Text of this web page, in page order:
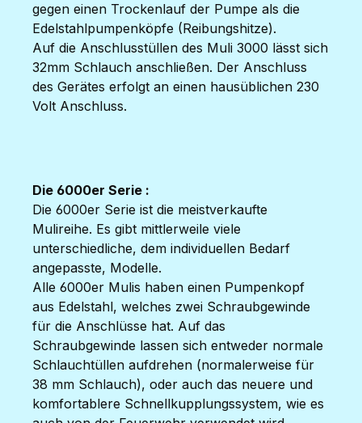
gegen einen Trockenlauf der Pumpe als die
Edelstahlpumpenköpfe (Reibungshitze).
Auf die Anschlusstüllen des Muli 3000 lässt sich
32mm Schlauch anschließen. Der Anschluss
des Gerätes erfolgt an einen hausüblichen 230
Volt Anschluss.
Die 6000er Serie :
Die 6000er Serie ist die meistverkaufte
Mulireihe. Es gibt mittlerweile viele
unterschiedliche, dem individuellen Bedarf
angepasste, Modelle.
Alle 6000er Mulis haben einen Pumpenkopf
aus Edelstahl, welches zwei Schraubgewinde
für die Anschlüsse hat. Auf das
Schraubgewinde lassen sich entweder normale
Schlauchtüllen aufdrehen (normalerweise für
38 mm Schlauch), oder auch das neuere und
komfortablere Schnellkupplungssystem, wie es